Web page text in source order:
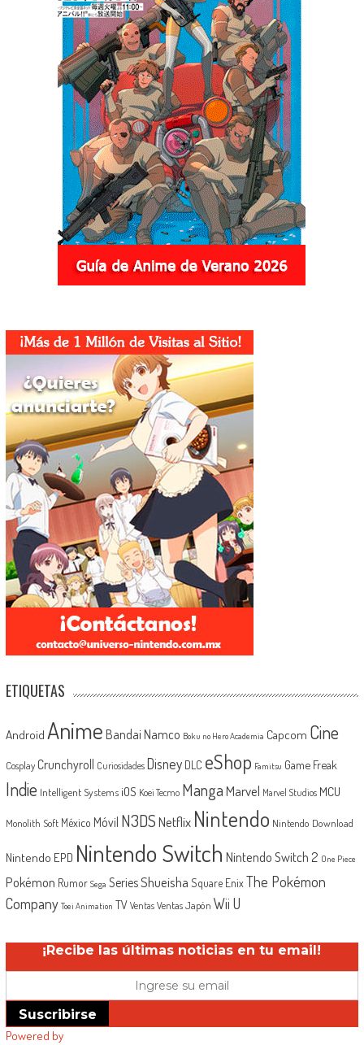
ETIQUETAS
Android Anime Bandai Namco Boku no Hero Academia Capcom Cine
Cosplay Crunchyroll Curiosidades Disney DLC eShop Famitsu Game Freak
Indie Intelligent Systems iOS Koei Tecmo MangaMarvel Marvel Studios MCU
Monolith Soft México Móvil N3DSNetflix Nintendo Nintendo Download
Nintendo EPD Nintendo Switch Nintendo Switch 2 One Piece
Pokémon Rumor Sega SeriesShueisha Square EnixThe Pokémon
Company Toei Animation TV Ventas Ventas Japón Wii U
¡Recibe las últimas noticias en tu email!
Suscribirse
Powered by